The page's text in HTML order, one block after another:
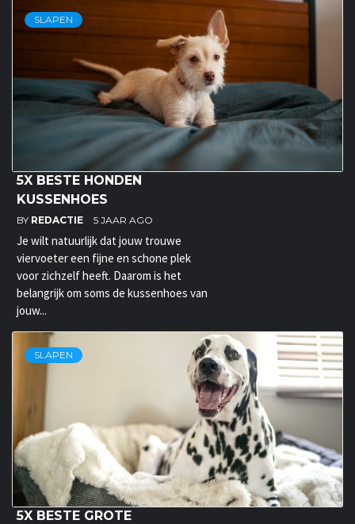
SLAPEN
5X BESTE HONDEN
KUSSENHOES
BY REDACTIE 5 JAAR AGO
Je wilt natuurlijk dat jouw trouwe
viervoeter een fijne en schone plek
voor zichzelf heeft. Daarom is het
belangrijk om soms de kussenhoes van
jouw...
SLAPEN
5X BESTE GROTE